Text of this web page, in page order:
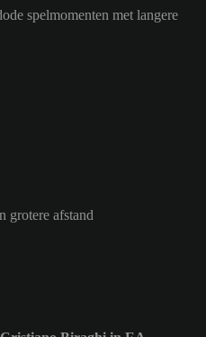
spelmomenten met langere
grotere afstand